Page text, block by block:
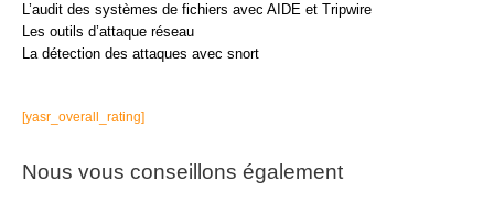
L’audit des systèmes de fichiers avec AIDE et Tripwire
Les outils d’attaque réseau
La détection des attaques avec snort
[yasr_overall_rating]
Nous vous conseillons également